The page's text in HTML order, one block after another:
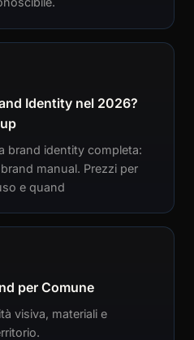
Identity nel 2026?
brand identity completa:
manual. Prezzi per
e quand
per Comune
visiva, materiali e